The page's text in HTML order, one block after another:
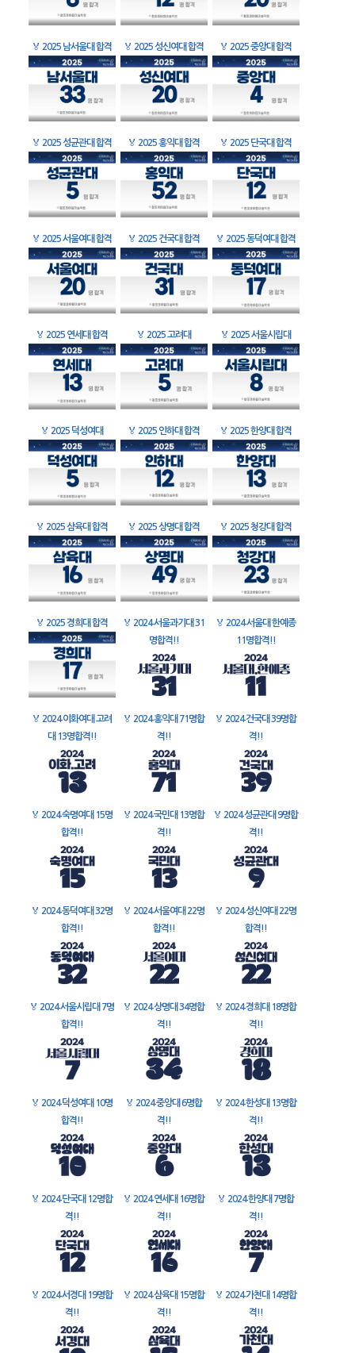
🏅 2025 남서울대 합격 🏅 2025 성신여대 합격 🏅 2025 중앙대 합격
🏅 2025 성균관대 합격 🏅 2025 홍익대 합격 🏅 2025 단국대 합격
🏅 2025 서울여대 합격 🏅 2025 건국대 합격 🏅 2025 동덕여대 합격
🏅 2025 연세대 합격 🏅 2025 고려대 🏅 2025 서울시립대
🏅 2025 덕성여대 🏅 2025 인하대 합격 🏅 2025 한양대 합격
🏅 2025 삼육대 합격 🏅 2025 상명대 합격 🏅 2025 청강대 합격
🏅 2025 경희대 합격 🏅 2024 서울과기대 31
명합격!!
🏅 2024 서울대 한예종
11명합격!!
🏅 2024 이화여대 고려
대 13명합격!!
🏅 2024 홍익대 71명합
격!!
🏅 2024 건국대 39명합
격!!
🏅 2024 숙명여대 15명
합격!!
🏅 2024 국민대 13명합
격!!
🏅 2024 성균관대 9명합
격!!
🏅 2024 동덕여대 32명
합격!!
🏅 2024 서울여대 22명
합격!!
🏅 2024 성신여대 22명
합격!!
🏅 2024 서울시립대 7명
합격!!
🏅 2024 상명대 34명합
격!!
🏅 2024 경희대 18명합
격!!
🏅 2024 덕성여대 10명
합격!!
🏅 2024 중앙대 6명합
격!!
🏅 2024 한성대 13명합
격!!
🏅 2024 단국대 12명합
격!!
🏅 2024 연세대 16명합
격!!
🏅 2024 한양대 7명합
격!!
🏅 2024 서경대 19명합
격!!
🏅 2024 삼육대 15명합
격!!
🏅 2024 가천대 14명합
격!!